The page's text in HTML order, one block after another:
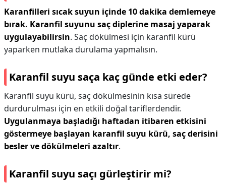
Karanfilleri sıcak suyun içinde 10 dakika demlemeye
bırak. Karanfil suyunu saç diplerine masaj yaparak
uygulayabilirsin. Saç dökülmesi için karanfil kürü
yaparken mutlaka durulama yapmalısın.
Karanfil suyu saça kaç günde etki eder?
Karanfil suyu kürü, saç dökülmesinin kısa sürede
durdurulması için en etkili doğal tariflerdendir.
Uygulanmaya başladığı haftadan itibaren etkisini
göstermeye başlayan karanfil suyu kürü, saç derisini
besler ve dökülmeleri azaltır.
Karanfil suyu saçı gürleştirir mi?